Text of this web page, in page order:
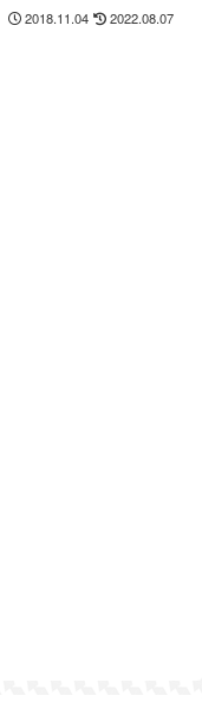
2018.11.04 2022.08.07